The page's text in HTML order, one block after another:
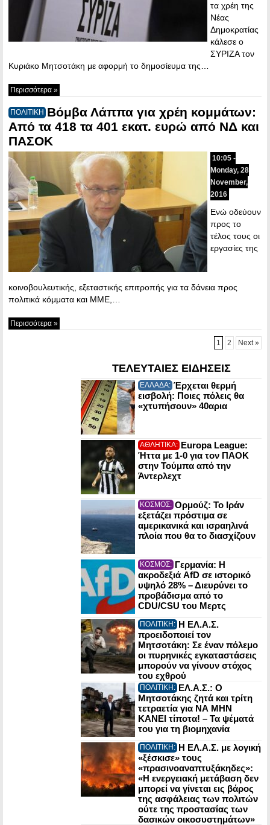
τα χρέη της
Νέας
Δημοκρατίας
κάλεσε ο
ΣΥΡΙΖΑ τον
Κυριάκο Μητσοτάκη με αφορμή το δημοσίευμα της…
Περισσότερα »
ΠΟΛΙΤΙΚΗ Βόμβα Λάππα για χρέη κομμάτων:
Από τα 418 τα 401 εκατ. ευρώ από ΝΔ και
ΠΑΣΟΚ
10:05 -
Monday, 28
November,
2016
Ενώ οδεύουν
προς το
τέλος τους οι
εργασίες της
κοινοβουλευτικής, εξεταστικής επιτροπής για τα δάνεια προς
πολιτικά κόμματα και ΜΜΕ,…
Περισσότερα »
1 2 Next »
ΤΕΛΕΥΤΑΙΕΣ ΕΙΔΗΣΕΙΣ
ΕΛΛΑΔΑ: Έρχεται θερμή
εισβολή: Ποιες πόλεις θα
«χτυπήσουν» 40αρια
ΑΘΛΗΤΙΚΑ: Europa League:
Ήττα με 1-0 για τον ΠΑΟΚ
στην Τούμπα από την
Άντερλεχτ
ΚΟΣΜΟΣ: Ορμούζ: Το Ιράν
εξετάζει πρόστιμα σε
αμερικανικά και ισραηλινά
πλοία που θα το διασχίζουν
ΚΟΣΜΟΣ: Γερμανία: Η
ακροδεξιά AfD σε ιστορικό
υψηλό 28% – Διευρύνει το
προβάδισμα από το
CDU/CSU του Μερτς
ΠΟΛΙΤΙΚΗ: Η ΕΛ.Α.Σ.
προειδοποιεί τον
Μητσοτάκη: Σε έναν πόλεμο
οι πυρηνικές εγκαταστάσεις
μπορούν να γίνουν στόχος
του εχθρού
ΠΟΛΙΤΙΚΗ: ΕΛ.Α.Σ.: Ο
Μητσοτάκης ζητά και τρίτη
τετραετία για ΝΑ ΜΗΝ
ΚΑΝΕΙ τίποτα! – Τα ψέματά
του για τη βιομηχανία
ΠΟΛΙΤΙΚΗ: Η ΕΛ.Α.Σ. με λογική
«ξέσκισε» τους
«πρασινοαναπτυξάκηδες»:
«Η ενεργειακή μετάβαση δεν
μπορεί να γίνεται εις βάρος
της ασφάλειας των πολιτών
ούτε της προστασίας των
δασικών οικοσυστημάτων»